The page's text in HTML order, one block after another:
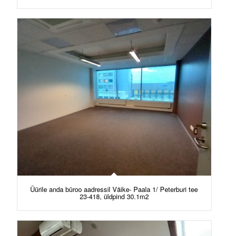
Üürile anda büroo aadressil Väike- Paala 1/ Peterburi tee
23-418, üldpind 30.1m2